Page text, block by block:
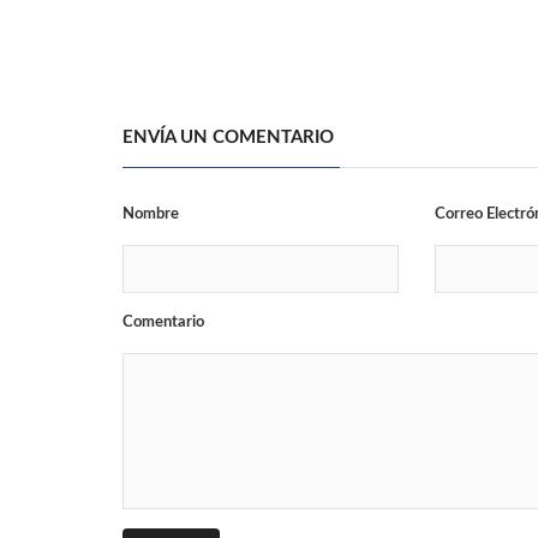
ENVÍA UN COMENTARIO
Nombre Correo
Comentario